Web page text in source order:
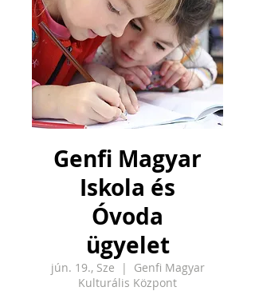
Genfi Magyar
Iskola és
Óvoda
ügyelet
jún. 19., Sze
  |
Genfi Magyar
Kulturális Központ